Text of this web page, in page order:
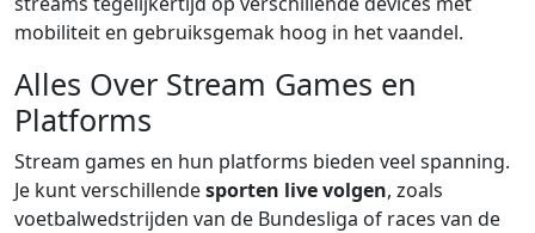
mobiliteit en gebruiksgemak hoog in het vaandel.
Alles Over Stream Games en
Platforms
Stream games en hun platforms bieden veel spanning.
Je kunt verschillendesporten live volgen, zoals
voetbalwedstrijden van de Bundesliga of races van de